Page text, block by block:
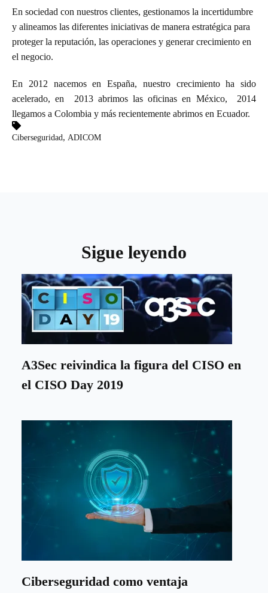
En sociedad con nuestros clientes, gestionamos la incertidumbre
y alineamos las diferentes iniciativas de manera estratégica para
proteger la reputación, las operaciones y generar crecimiento en
el negocio.
En 2012 nacemos en España, nuestro crecimiento ha sido
acelerado, en 2013 abrimos las oficinas en México, 2014
llegamos a Colombia y más recientemente abrimos en Ecuador.
Ciberseguridad , ADICOM
Sigue leyendo
A3Sec reivindica la figura del CISO en
el CISO Day 2019
Ciberseguridad como ventaja